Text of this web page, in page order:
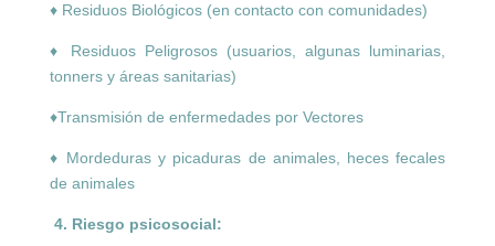
♦ Residuos Biológicos (en contacto con comunidades)
♦ Residuos Peligrosos (usuarios, algunas luminarias,
tonners y áreas sanitarias)
♦Transmisión de enfermedades por Vectores
♦ Mordeduras y picaduras de animales, heces fecales
de animales
4. Riesgo psicosocial: